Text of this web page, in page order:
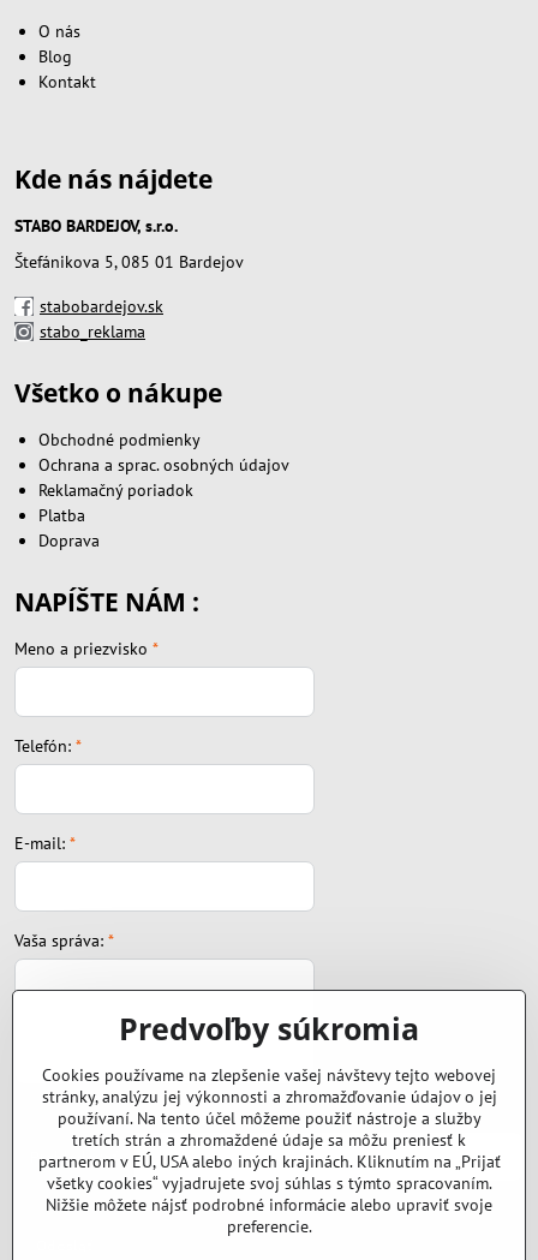
O nás
Blog
Kontakt
Kde nás nájdete
STABO BARDEJOV, s.r.o.
Štefánikova 5, 085 01 Bardejov
stabobardejov.sk
stabo_reklama
Všetko o nákupe
Obchodné podmienky
Ochrana a sprac. osobných údajov
Reklamačný poriadok
Platba
Doprava
NAPÍŠTE NÁM :
Meno a priezvisko *
Telefón: *
E-mail: *
Vaša správa: *
Súbor:
Predvoľby súkromia
Cookies používame na zlepšenie vašej návštevy tejto webovej
stránky, analýzu jej výkonnosti a zhromažďovanie údajov o jej
používaní. Na tento účel môžeme použiť nástroje a služby
tretích strán a zhromaždené údaje sa môžu preniesť k
partnerom v EÚ, USA alebo iných krajinách. Kliknutím na „Prijať
všetky cookies“ vyjadrujete svoj súhlas s týmto spracovaním.
Nižšie môžete nájsť podrobné informácie alebo upraviť svoje
preferencie.